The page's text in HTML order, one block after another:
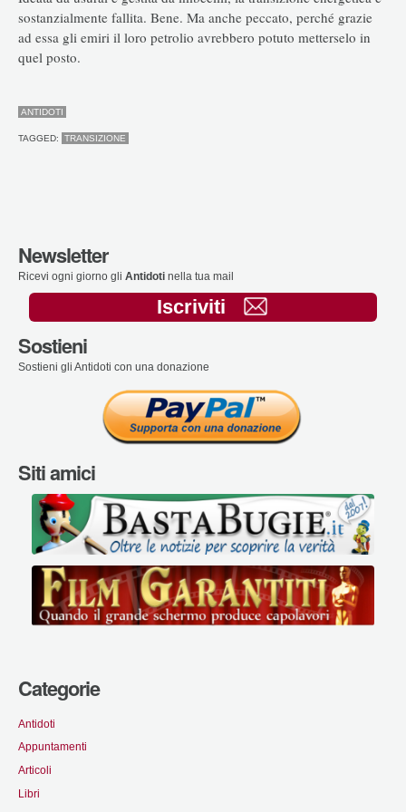
sostanzialmente fallita. Bene. Ma anche peccato, perché grazie
ad essa gli emiri il loro petrolio avrebbero potuto metterselo in
quel posto.
ANTIDOTI
TAGGED: TRANSIZIONE
Newsletter
Ricevi ogni giorno gli Antidoti nella tua mail
Iscriviti
Sostieni
Sostieni gli Antidoti con una donazione
Siti amici
Categorie
Antidoti
Appuntamenti
Articoli
Libri